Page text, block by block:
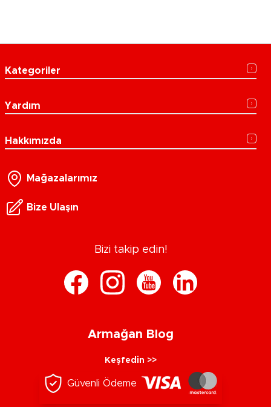
Kategoriler
Yardım
Hakkımızda
Mağazalarımız
Bize Ulaşın
Bizi takip edin!
Armağan Blog
Keşfedin >>
Güvenli Ödeme